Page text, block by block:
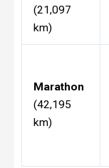
(21,097
km)
Marathon
(42,195
km)